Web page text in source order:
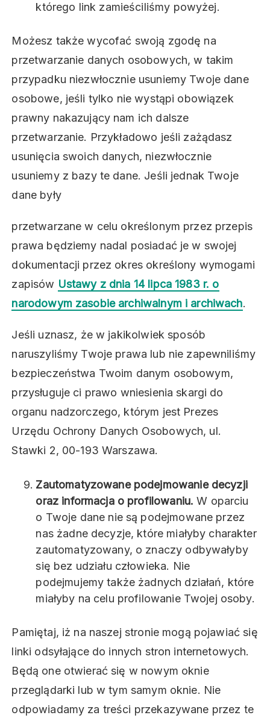
którego link zamieściliśmy powyżej.
Możesz także wycofać swoją zgodę na
przetwarzanie danych osobowych, w takim
przypadku niezwłocznie usuniemy Twoje dane
osobowe, jeśli tylko nie wystąpi obowiązek
prawny nakazujący nam ich dalsze
przetwarzanie. Przykładowo jeśli zażądasz
usunięcia swoich danych, niezwłocznie
usuniemy z bazy te dane. Jeśli jednak Twoje
dane były
przetwarzane w celu określonym przez przepis
prawa będziemy nadal posiadać je w swojej
dokumentacji przez okres określony wymogami
zapisów Ustawy z dnia 14 lipca 1983 r. o
narodowym zasobie archiwalnym i archiwach.
Jeśli uznasz, że w jakikolwiek sposób
naruszyliśmy Twoje prawa lub nie zapewniliśmy
bezpieczeństwa Twoim danym osobowym,
przysługuje ci prawo wniesienia skargi do
organu nadzorczego, którym jest Prezes
Urzędu Ochrony Danych Osobowych, ul.
Stawki 2, 00-193 Warszawa.
Zautomatyzowane podejmowanie decyzji
oraz informacja o profilowaniu.W oparciu
o Twoje dane nie są podejmowane przez
nas żadne decyzje, które miałyby charakter
zautomatyzowany, o znaczy odbywałyby
się bez udziału człowieka. Nie
podejmujemy także żadnych działań, które
miałyby na celu profilowanie Twojej osoby.
Pamiętaj, iż na naszej stronie mogą pojawiać się
linki odsyłające do innych stron internetowych.
Będą one otwierać się w nowym oknie
przeglądarki lub w tym samym oknie. Nie
odpowiadamy za treści przekazywane przez te